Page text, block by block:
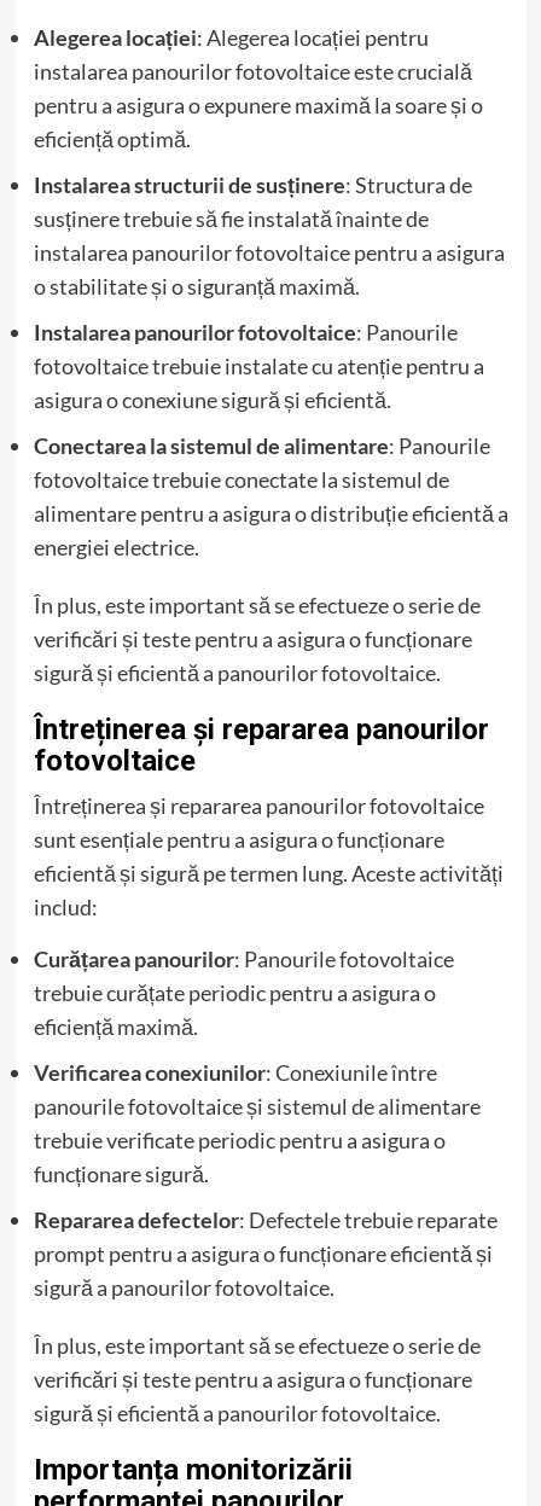
Alegerea locației: Alegerea locației pentru
instalarea panourilor fotovoltaice este crucială
pentru a asigura o expunere maximă la soare și o
eficiență optimă.
Instalarea structurii de susținere: Structura de
susținere trebuie să fie instalată înainte de
instalarea panourilor fotovoltaice pentru a asigura
o stabilitate și o siguranță maximă.
Instalarea panourilor fotovoltaice: Panourile
fotovoltaice trebuie instalate cu atenție pentru a
asigura o conexiune sigură și eficientă.
Conectarea la sistemul de alimentare: Panourile
fotovoltaice trebuie conectate la sistemul de
alimentare pentru a asigura o distribuție eficientă a
energiei electrice.
În plus, este important să se efectueze o serie de
verificări și teste pentru a asigura o funcționare
sigură și eficientă a panourilor fotovoltaice.
Întreținerea și repararea panourilor
fotovoltaice
Întreținerea și repararea panourilor fotovoltaice
sunt esențiale pentru a asigura o funcționare
eficientă și sigură pe termen lung. Aceste activități
includ:
Curățarea panourilor: Panourile fotovoltaice
trebuie curățate periodic pentru a asigura o
eficiență maximă.
Verificarea conexiunilor: Conexiunile între
panourile fotovoltaice și sistemul de alimentare
trebuie verificate periodic pentru a asigura o
funcționare sigură.
Repararea defectelor: Defectele trebuie reparate
prompt pentru a asigura o funcționare eficientă și
sigură a panourilor fotovoltaice.
În plus, este important să se efectueze o serie de
verificări și teste pentru a asigura o funcționare
sigură și eficientă a panourilor fotovoltaice.
Importanța monitorizării